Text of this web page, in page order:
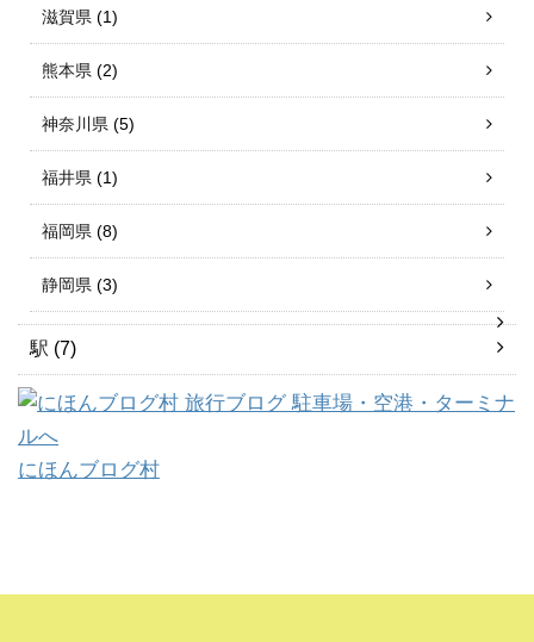
滋賀県 (1)
熊本県 (2)
神奈川県 (5)
福井県 (1)
福岡県 (8)
静岡県 (3)
駅 (7)
にほんブログ村